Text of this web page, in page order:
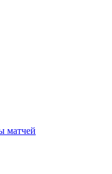
матчей